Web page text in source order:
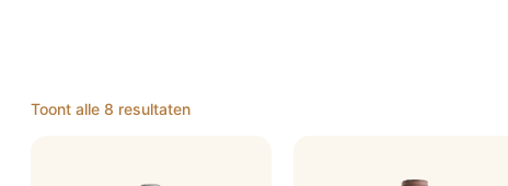
Toont alle 8 resultaten